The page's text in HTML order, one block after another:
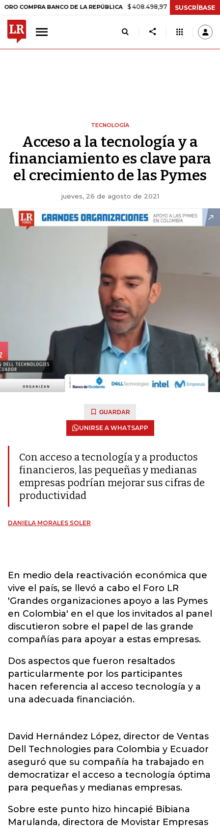
BANCO DE LA REPÚBLICA $ 408.498,97 +$ 8.753,81 +2,19%
SUSCRÍBASE
TECNOLOGÍA
Acceso a la tecnología y a
financiamiento es clave para
el crecimiento de las Pymes
jueves, 26 de agosto de 2021
GUARDAR
UNIRSE A WHATSAPP
Con acceso a tecnología y a productos
financieros, las pequeñas y medianas
empresas podrían mejorar sus cifras de
productividad
DANIELA MORALES SOLER
En medio dela reactivación económica que
vive el país, se llevó a cabo el Foro LR
'Grandes organizaciones apoyo a las Pymes
en Colombia' en el que los invitados al panel
discutieron sobre el papel de las grande
compañías para apoyar a estas empresas.
Dos aspectos que fueron resaltados
particularmente por los participantes
hacen referencia al acceso tecnología y a
una adecuada financiación.
David Hernández López, director de Ventas
Dell Technologies para Colombia y Ecuador
aseguró que su compañía ha trabajado en
democratizar el acceso a tecnología óptima
para pequeñas y medianas empresas.
Sobre este punto hizo hincapié Bibiana
Marulanda, directora de Movistar Empresas